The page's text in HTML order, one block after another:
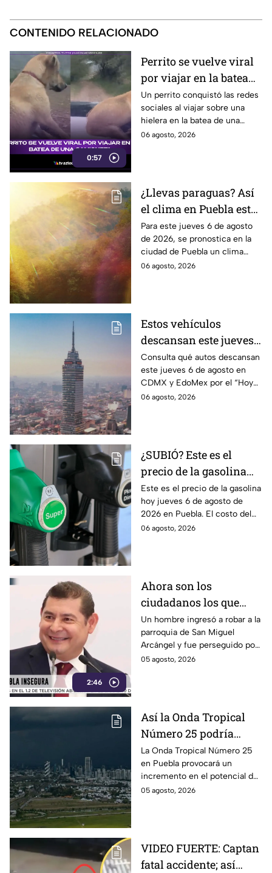
CONTENIDO RELACIONADO
0:57
Perrito se vuelve viral
por viajar en la batea
de una camioneta
Un perrito conquistó las redes
sociales al viajar sobre una
hielera en la batea de una
camioneta y mantener el
06 agosto, 2026
¿Llevas paraguas? Así
el clima en Puebla este
jueves 6 de agosto de
2026
Para este jueves 6 de agosto
de 2026, se pronostica en la
ciudad de Puebla un clima
cálido con bajas probabilidades
06 agosto, 2026
Estos vehículos
descansan este jueves 6
de agosto en CDMX y
EdoMex como parte del
Hoy No Circula
Consulta qué autos descansan
este jueves 6 de agosto en
CDMX y EdoMex por el “Hoy
No Circula"; evita multas y el
06 agosto, 2026
¿SUBIÓ? Este es el
precio de la gasolina
Puebla hoy jueves 6 de
agosto de 2026
Este es el precio de la gasolina
hoy jueves 6 de agosto de
2026 en Puebla. El costo del
combustible cambia todos los
06 agosto, 2026
2:46
Ahora son los
ciudadanos los que
detienen a los
delincuentes: feligreses
detienen a presunto
ladrón ante la
Armenta
Un hombre ingresó a robar a la
parroquia de San Miguel
Arcángel y fue perseguido por
los propios feligreses, quienes
vigilancia.
05 agosto, 2026
Así la Onda Tropical
Número 25 podría
generar tormentas en
Puebla: Pronóstico de
lluvias y riesgos
La Onda Tropical Número 25
en Puebla provocará un
incremento en el potencial de
lluvias en los próximos días,
05 agosto, 2026
VIDEO FUERTE: Captan
fatal accidente; así